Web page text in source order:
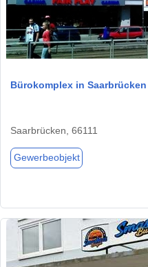
Bürokomplex in
Saarbrücken, 66111
Gewerbeobjekt